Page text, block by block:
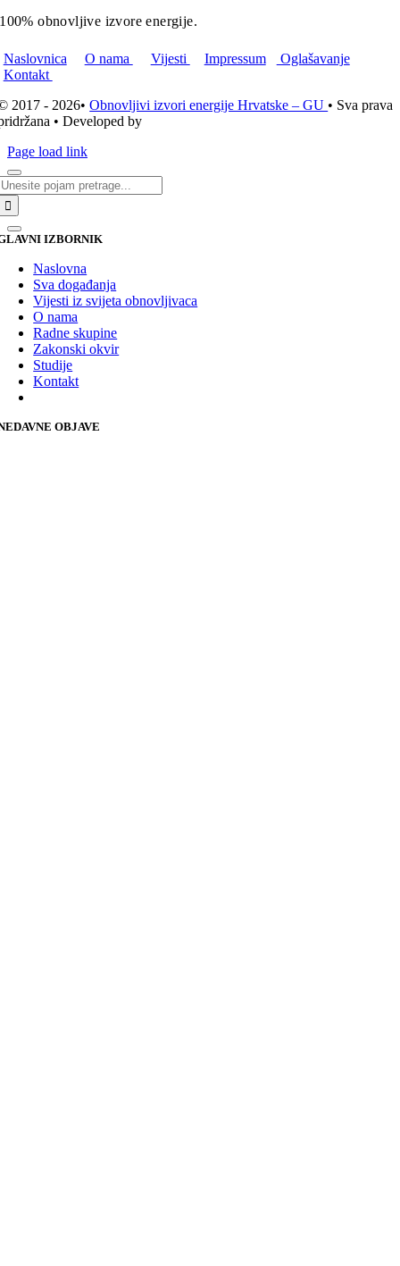
100% obnovljive izvore energije.
Naslovnica O nama Vijesti Impressum
Oglašavanje
Kontakt
2017 - 2026•Obnovljivi izvori energije Hrvatske – GU • Sva prava
• Developed by
Page load link
IZBORNIK
Naslovna
Sva događanja
Vijesti iz svijeta obnovljivaca
O nama
Radne skupine
Zakonski okvir
Studije
Kontakt
OBJAVE